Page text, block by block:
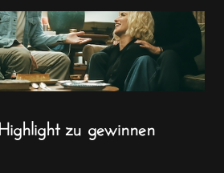
zu gewinnen